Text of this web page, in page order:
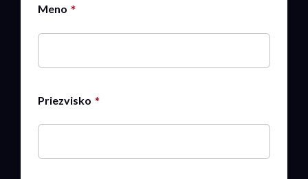
Meno
Priezvisko